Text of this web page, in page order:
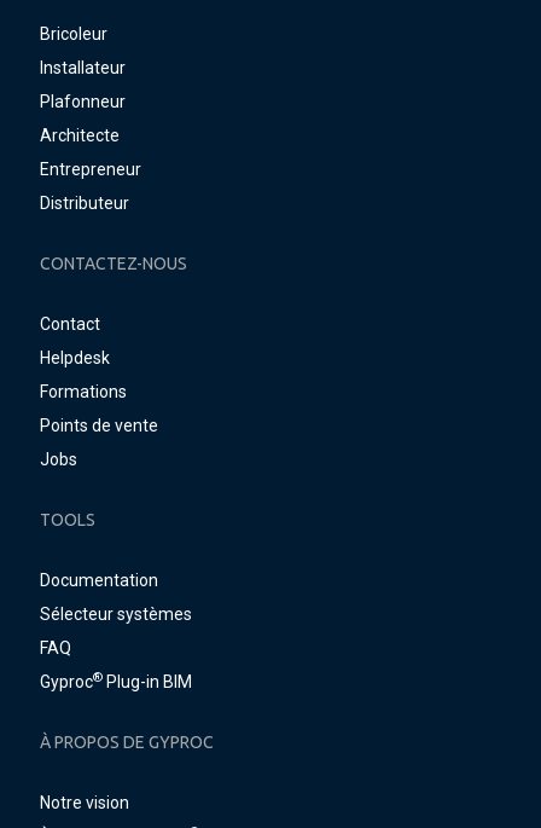
Bricoleur
Installateur
Plafonneur
Architecte
Entrepreneur
Distributeur
CONTACTEZ-NOUS
Contact
Helpdesk
Formations
Points de vente
Jobs
TOOLS
Documentation
Sélecteur systèmes
FAQ
Gyproc® Plug-in BIM
À PROPOS DE GYPROC
Notre vision